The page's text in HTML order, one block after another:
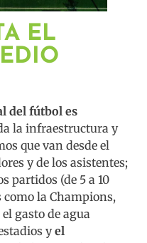
EL
del fútbol es
la infraestructura y
que van desde el
y de los asistentes;
partidos (de 5 a 10
la Champions,
gasto de agua
yel